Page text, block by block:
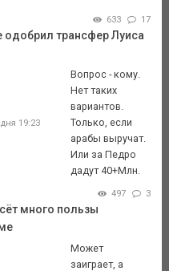
633 17
одобрил трансфер Луиса
19:23
Вопрос - кому.
Нет таких
вариантов.
Только, если
арабы выручат.
Или за Педро
дадут 40+Млн.
497 3
много пользы
Может
заиграет, а